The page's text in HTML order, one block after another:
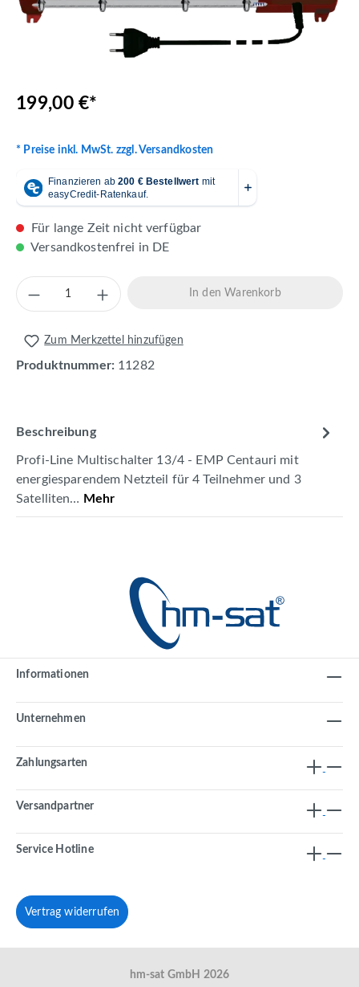
199,00 €*
* Preise inkl. MwSt. zzgl. Versandkosten
Für lange Zeit nicht verfügbar
Versandkostenfrei in DE
Produkt Anzahl: Gib den gewünschten
In den Warenkorb
Zum Merkzettel hinzufügen
Produktnummer: 11282
Beschreibung
Profi-Line Multischalter 13/4 - EMP Centauri mit
energiesparendem Netzteil für 4 Teilnehmer und 3
Satelliten… Mehr
Informationen
Unternehmen
Zahlungsarten
Versandpartner
Service Hotline
Vertrag widerrufen
hm-sat GmbH 2026